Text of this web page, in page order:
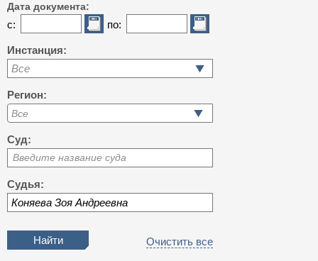
Дата документа:
с: по:
Инстанция:
Все
Регион:
Суд:
Введите название суда
Судья:
Очистить все